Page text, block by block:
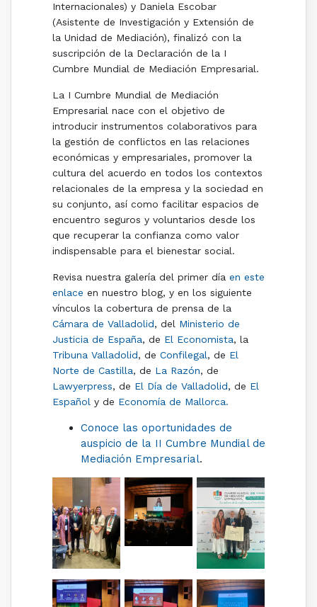
Internacionales) y Daniela Escobar
(Asistente de Investigación y Extensión de
la Unidad de Mediación), finalizó con la
suscripción de la Declaración de la I
Cumbre Mundial de Mediación Empresarial.
La I Cumbre Mundial de Mediación
Empresarial nace con el objetivo de
introducir instrumentos colaborativos para
la gestión de conflictos en las relaciones
económicas y empresariales, promover la
cultura del acuerdo en todos los contextos
relacionales de la empresa y la sociedad en
su conjunto, así como facilitar espacios de
encuentro seguros y voluntarios desde los
que recuperar la confianza como valor
indispensable para el bienestar social.
Revisa nuestra galería del primer día en este
enlace en nuestro blog, y en los siguiente
vínculos la cobertura de prensa de la
Cámara de Valladolid, del Ministerio de
Justicia de España, de El Economista, la
Tribuna Valladolid, de Confilegal, de El
Norte de Castilla, de La Razón, de
Lawyerpress, de El Día de Valladolid, de El
Españoly de Economía de Mallorca.
Conoce las oportunidades de
auspicio de la II Cumbre Mundial de
Mediación Empresarial.